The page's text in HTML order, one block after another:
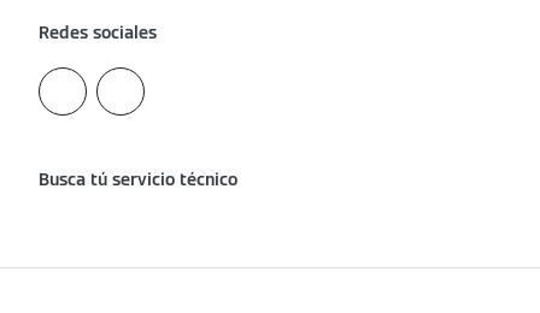
Redes sociales
Busca tú servicio técnico